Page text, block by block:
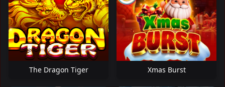
The Dragon Tiger Xmas Burst